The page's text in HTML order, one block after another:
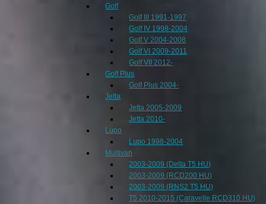
Golf
Golf III 1991-1997
Golf IV 1998-2004
Golf V 2004-2008
Golf VI 2009-2011
Golf VII 2012-
Golf Plus
Golf Plus 2004-
Jetta
Jetta 2005-2009
Jetta 2010-
Lupo
Lupo 1998-2004
Multivan
2003-2009 (Delta T5 HU)
2003-2009 (RCD200 HU)
2003-2009 (RNS2 T5 HU)
T5 2010-2015 (Caravelle RCD310 HU)